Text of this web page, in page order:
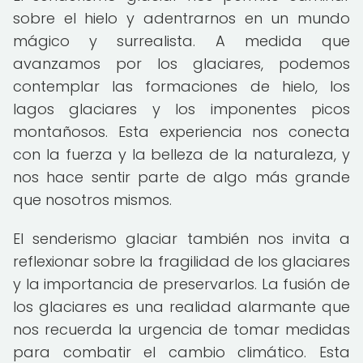
sobre el hielo y adentrarnos en un mundo
mágico y surrealista. A medida que
avanzamos por los glaciares, podemos
contemplar las formaciones de hielo, los
lagos glaciares y los imponentes picos
montañosos. Esta experiencia nos conecta
con la fuerza y la belleza de la naturaleza, y
nos hace sentir parte de algo más grande
que nosotros mismos.
El senderismo glaciar también nos invita a
reflexionar sobre la fragilidad de los glaciares
y la importancia de preservarlos. La fusión de
los glaciares es una realidad alarmante que
nos recuerda la urgencia de tomar medidas
para combatir el cambio climático. Esta